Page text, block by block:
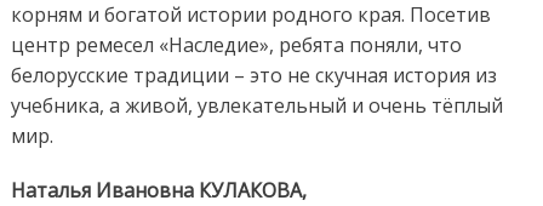
корням и богатой истории родного края. Посетив
центр ремесел «Наследие», ребята поняли, что
белорусские традиции – это не скучная история из
учебника, а живой, увлекательный и очень тёплый
мир.
Наталья Ивановна КУЛАКОВА,